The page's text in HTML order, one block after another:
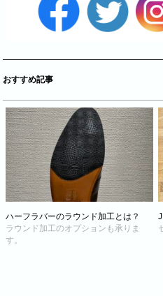
おすすめ記事
ハーフラバーのラウンド加工とは？
ラウンド加工のオプションも承りま
す。